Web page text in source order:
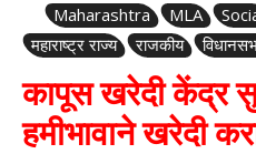
Maharashtra
MLA
महाराष्ट्र राज्य
राजकीय
कापूस खरेदी केंद्र
हमीभावाने खरेदी